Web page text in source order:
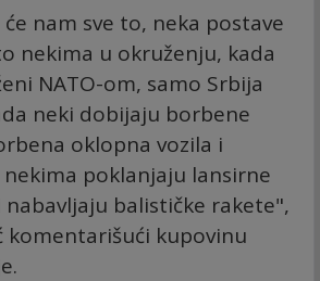
nam sve to, neka postave
nekima u okruženju, kada
NATO-om, samo Srbija
neki dobijaju borbene
oklopna vozila i
nekima poklanjaju lansirne
balističke rakete",
komentarišući kupovinu